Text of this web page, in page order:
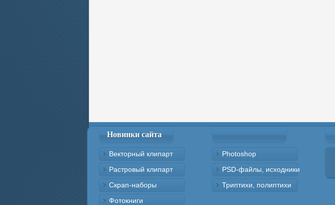
Новинки сайта
Векторный клипарт
Растровый клипарт
Скрап-наборы
Фотокниги
Photoshop
PSD-файлы, исходники
Триптихи, полиптихи